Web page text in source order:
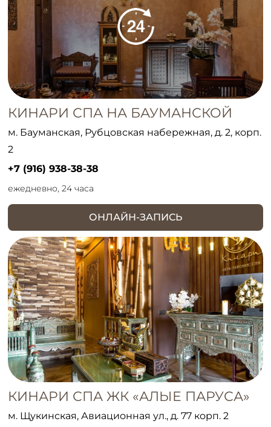
КИНАРИ СПА НА БАУМАНСКОЙ
м. Бауманская, Рубцовская набережная, д. 2, корп.
2
+7 (916) 938-38-38
ежедневно, 24 часа
ОНЛАЙН-ЗАПИСЬ
КИНАРИ СПА ЖК «АЛЫЕ ПАРУСА»
м. Щукинская, Авиационная ул., д. 77 корп. 2